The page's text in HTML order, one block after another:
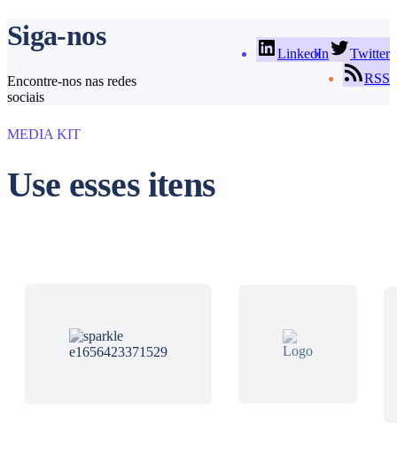
Siga-nos
Encontre-nos nas redes
sociais
LinkedIn
Twitter
RSS
MEDIA KIT
Use esses itens